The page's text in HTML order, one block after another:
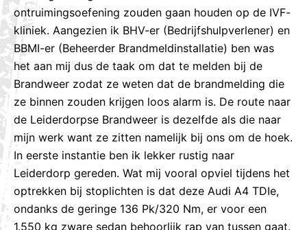
ontruimingsoefening zouden gaan houden op de IVF-
kliniek. Aangezien ik BHV-er (Bedrijfshulpverlener) en
BBMI-er (Beheerder Brandmeldinstallatie) ben was
het aan mij dus de taak om dat te melden bij de
Brandweer zodat ze weten dat de brandmelding die
ze binnen zouden krijgen loos alarm is. De route naar
de Leiderdorpse Brandweer is dezelfde als die naar
mijn werk want ze zitten namelijk bij ons om de hoek.
In eerste instantie ben ik lekker rustig naar
Leiderdorp gereden. Wat mij vooral opviel tijdens het
optrekken bij stoplichten is dat deze Audi A4 TDIe,
ondanks de geringe 136 Pk/320 Nm, er voor een
1.550 kg zware sedan behoorlijk rap van tussen gaat.